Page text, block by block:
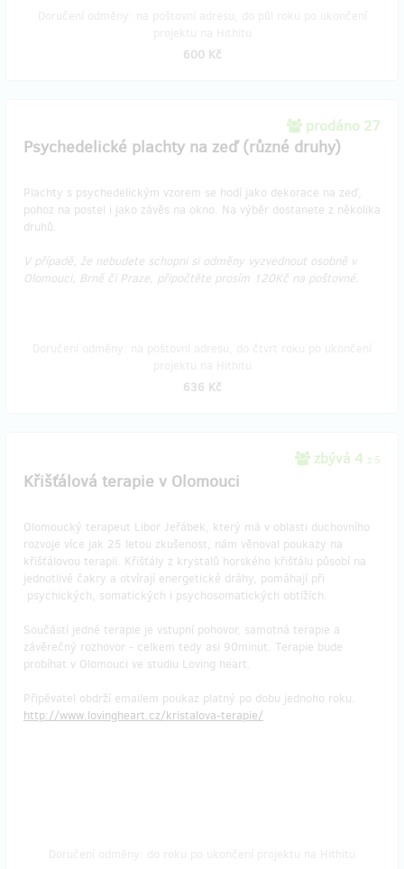
600 Kč
prodáno 27
Psychedelické plachty na zeď (různé druhy)
Plachty s psychedelickým vzorem se hodí jako dekorace na zeď,
pohoz na postel i jako závěs na okno. Na výběr dostanete z několika
druhů.
V případě, že nebudete schopni si odměny vyzvednout osobně v
Olomouci, Brně či Praze, připočtěte prosím 120Kč na poštovné.
636 Kč
zbývá 4 z 5
Křišťálová terapie v Olomouci
Olomoucký terapeut Libor Jeřábek, který má v oblasti duchovního
rozvoje více jak 25 letou zkušenost, nám věnoval poukazy na
křišťálovou terapii. Křišťály z krystalů horského křišťálu působí na
jednotlivé čakry a otvírají energetické dráhy, pomáhají při
psychických, somatických i psychosomatických obtížích.
Součástí jedné terapie je vstupní pohovor, samotná terapie a
závěrečný rozhovor - celkem tedy asi 90minut. Terapie bude
probíhat v Olomouci ve studiu Loving heart.
Připěvatel obdrží emailem poukaz platný po dobu jednoho roku.
http://www.lovingheart.cz/kristalova-terapie/